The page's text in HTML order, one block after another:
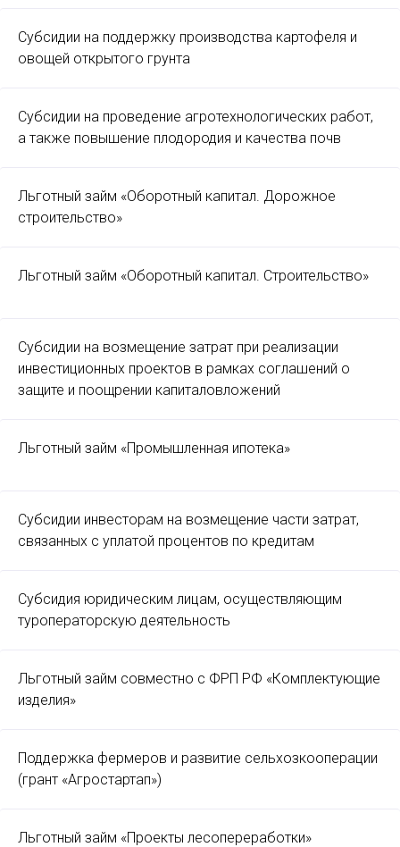
Субсидии на поддержку производства картофеля и
овощей открытого грунта
Субсидии на проведение агротехнологических работ,
а также повышение плодородия и качества почв
Льготный займ «Оборотный капитал. Дорожное
строительство»
Льготный займ «Оборотный капитал. Строительство»
Субсидии на возмещение затрат при реализации
инвестиционных проектов в рамках соглашений о
защите и поощрении капиталовложений
Льготный займ «Промышленная ипотека»
Субсидии инвесторам на возмещение части затрат,
связанных с уплатой процентов по кредитам
Субсидия юридическим лицам, осуществляющим
туроператорскую деятельность
Льготный займ совместно с ФРП РФ «Комплектующие
изделия»
Поддержка фермеров и развитие сельхозкооперации
(грант «Агростартап»)
Льготный займ «Проекты лесопереработки»